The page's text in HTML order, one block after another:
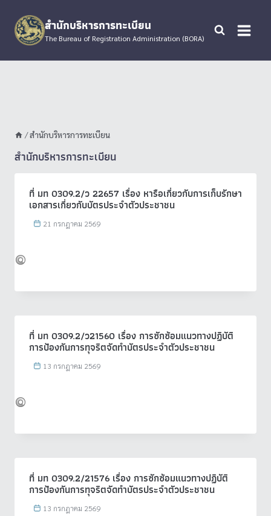
content
สำนักบริหารการทะเบียน
The Bureau of Registration Administration (BORA)
/สำนักบริหารการทะเบียน
สำนักบริหารการทะเบียน
ที่ มท 0309.2/ว 22657 เรื่อง หารือเกี่ยวกับการเก็บรักษา
เอกสารเกี่ยวกับบัตรประจำตัวประชาชน
21 กรกฎาคม 2569
ที่ มท 0309.2/ว21560 เรื่อง การซักซ้อมแนวทางปฏิบัติ
การป้องกันการทุจริตจัดทำบัตรประจำตัวประชาชน
13 กรกฎาคม 2569
ที่ มท 0309.2/21576 เรื่อง การซักซ้อมแนวทางปฏิบัติ
การป้องกันการทุจริตจัดทำบัตรประจำตัวประชาชน
13 กรกฎาคม 2569